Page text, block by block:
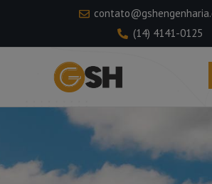
(14) 4141-0125